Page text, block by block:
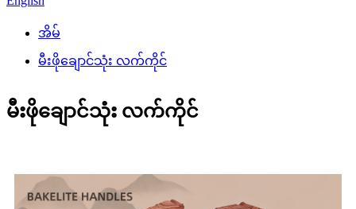
အိမ်
မီးဖိုချောင်သုံး လက်ကိုင်
မီးဖိုချောင်သုံး လက်ကိုင်